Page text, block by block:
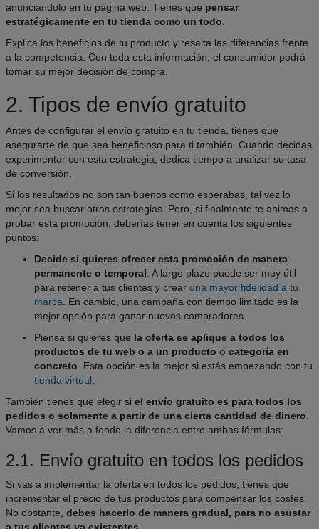
anunciándolo en tu página web. Tienes que pensar
estratégicamente en tu tienda como un todo
Explica los beneficios de tu producto y resalta las diferencias frente
a la competencia. Con toda esta información, el consumidor podrá
tomar su mejor decisión de compra.
2. Tipos de envío gratuito
Antes de configurar el envío gratuito en tu tienda, tienes que
asegurarte de que sea beneficioso para ti también. Cuando decidas
experimentar con esta estrategia, dedica tiempo a analizar su tasa
de conversión.
Si los resultados no son tan buenos como esperabas, tal vez lo
mejor sea buscar otras estrategias. Pero, si finalmente te animas a
probar esta promoción, deberías tener en cuenta los siguientes
puntos:
Decide si quieres ofrecer esta promoción de manera
permanente o temporal . A largo plazo puede ser muy útil
para retener a tus clientes y crear una mayor fidelidad a tu
marca . En cambio, una campaña con tiempo limitado es la
mejor opción para ganar nuevos compradores.
Piensa si quieres que la oferta se aplique a todos los
productos de tu web o a un producto o categoría en
concreto . Esta opción es la mejor si estás empezando con tu
tienda virtual
También tienes que elegir si el envío gratuito es para todos los
pedidos o solamente a partir de una cierta cantidad de dinero
Vamos a ver más a fondo la diferencia entre ambas fórmulas:
2.1. Envío gratuito en todos los pedidos
Si vas a implementar la oferta en todos los pedidos, tienes que
incrementar el precio de tus productos para compensar los costes.
No obstante, debes hacerlo de manera gradual, para no asustar
a tus clientes ya existentes